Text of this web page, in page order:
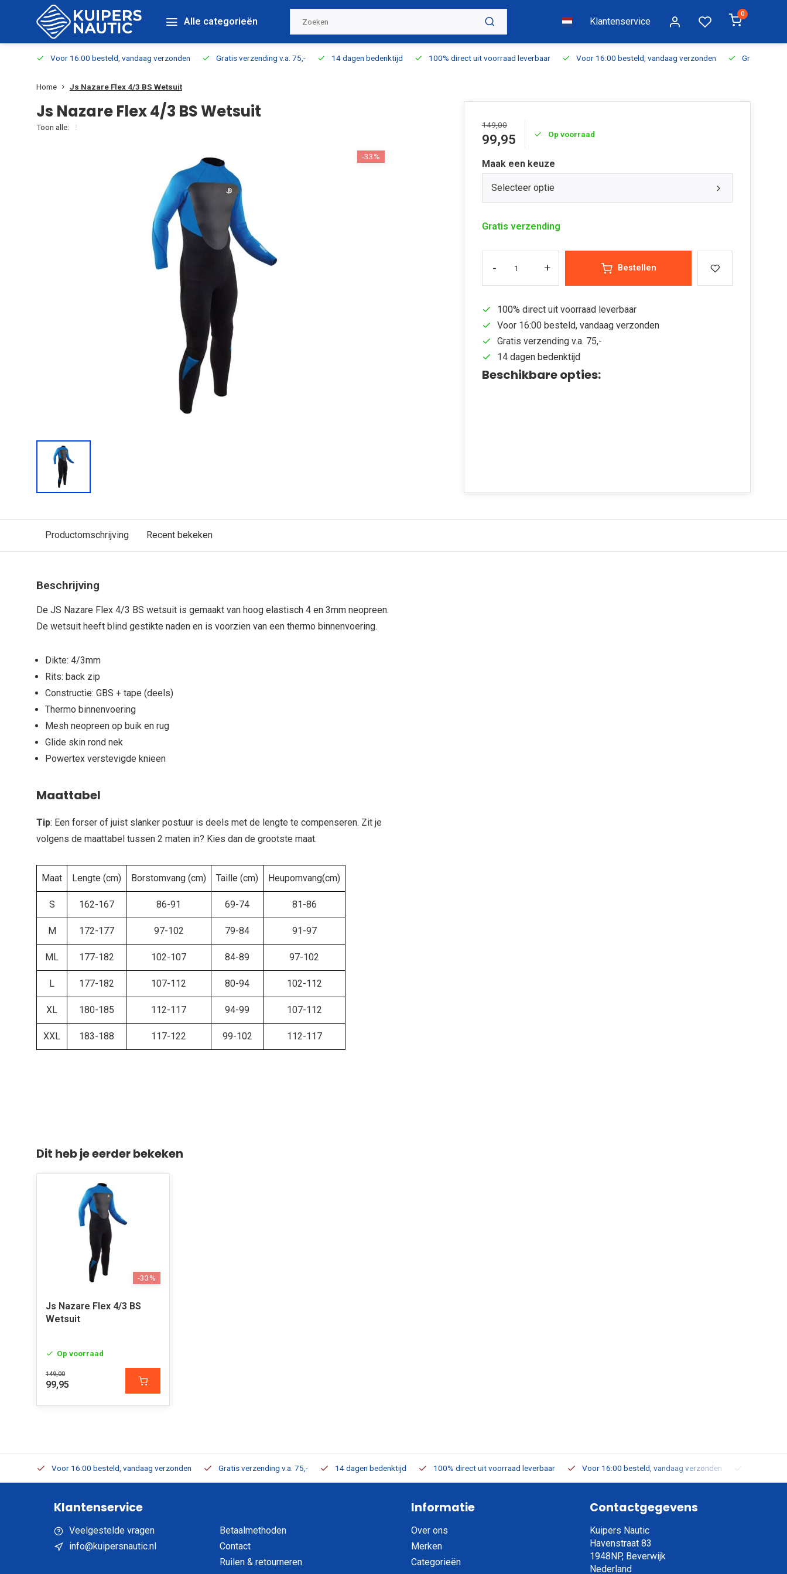
Alle categorieën Klantenservice
0
Voor 16:00 besteld, vandaag verzonden Gratis verzending v.a. 75,- 14 dagen bedenktijd 100% direct uit voorraad leverbaar Voor 16:00 besteld, vandaag verzonden Gratis
Home Js Nazare Flex 4/3 BS Wetsuit
Js Nazare Flex 4/3 BS Wetsuit
Toon alle:
-33%
149,00
99,95 Op voorraad
Maak een keuze
Selecteer optie
Gratis verzending
- + Bestellen
100% direct uit voorraad leverbaar
Voor 16:00 besteld, vandaag verzonden
Gratis verzending v.a. 75,-
14 dagen bedenktijd
Beschikbare opties:
Productomschrijving Recent bekeken
Beschrijving
De JS Nazare Flex 4/3 BS wetsuit is gemaakt van hoog elastisch 4 en 3mm neopreen.
De wetsuit heeft blind gestikte naden en is voorzien van een thermo binnenvoering.
Dikte: 4/3mm
Rits: back zip
Constructie: GBS + tape (deels)
Thermo binnenvoering
Mesh neopreen op buik en rug
Glide skin rond nek
Powertex verstevigde knieen
Maattabel
Tip: Een forser of juist slanker postuur is deels met de lengte te compenseren. Zit je
volgens de maattabel tussen 2 maten in? Kies dan de grootste maat.
Maat Lengte (cm) Borstomvang (cm) Taille (cm) Heupomvang(cm)
S 162-167 86-91 69-74 81-86
M 172-177 97-102 79-84 91-97
ML 177-182 102-107 84-89 97-102
L 177-182 107-112 80-94 102-112
XL 180-185 112-117 94-99 107-112
XXL 183-188 117-122 99-102 112-117
Dit heb je eerder bekeken
-33%
Js Nazare Flex 4/3 BS
Wetsuit
Op voorraad
149,00
99,95
Voor 16:00 besteld, vandaag verzonden Gratis verzending v.a. 75,- 14 dagen bedenktijd 100% direct uit voorraad leverbaar Voor 16:00 besteld, vandaag verzonden
Klantenservice
Veelgestelde vragen
info@kuipersnautic.nl
Betaalmethoden
Contact
Ruilen & retourneren
Informatie
Over ons
Merken
Categorieën
Contactgegevens
Kuipers Nautic
Havenstraat 83
1948NP, Beverwijk
Nederland